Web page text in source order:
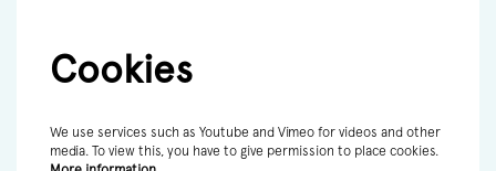
Cookies
We use services such as Youtube and Vimeo for videos and other
media. To view this, you have to give permission to place cookies.